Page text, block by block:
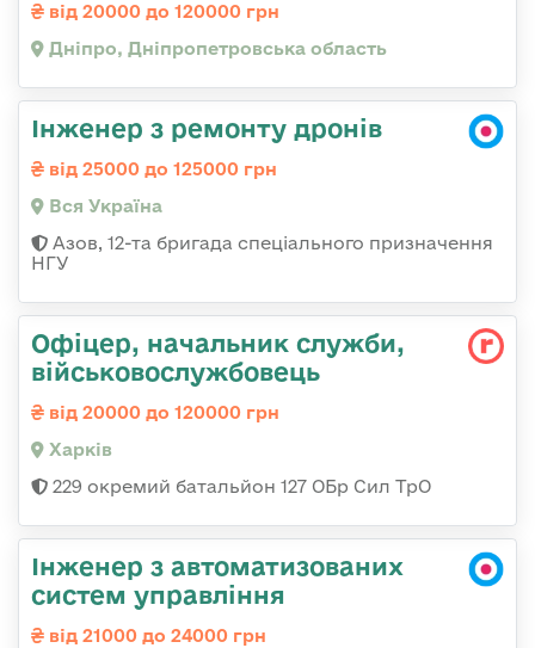
від 20000 до 120000 грн
Дніпро, Дніпропетровська область
Інженер з ремонту дронів
від 25000 до 125000 грн
Вся Україна
Азов, 12-та бригада спеціального призначення
НГУ
Офіцер, начальник служби,
військовослужбовець
від 20000 до 120000 грн
Харків
229 окремий батальйон 127 ОБр Сил ТрО
Інженер з автоматизованих
систем управління
від 21000 до 24000 грн